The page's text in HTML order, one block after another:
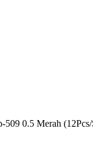
509 0.5 Merah